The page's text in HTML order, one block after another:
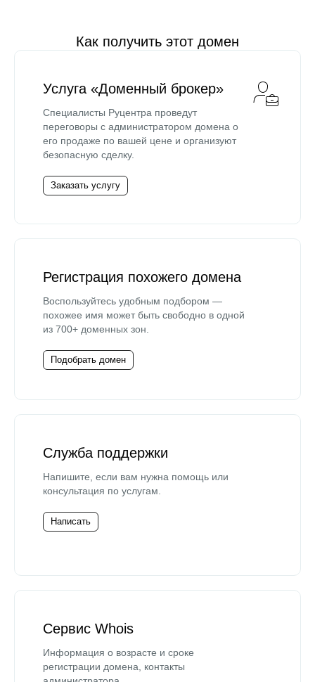
Как получить этот домен
Услуга «Доменный брокер»
Специалисты Руцентра проведут
переговоры с администратором домена о
его продаже по вашей цене и организуют
безопасную сделку.
Заказать услугу
Регистрация похожего домена
Воспользуйтесь удобным подбором —
похожее имя может быть свободно в одной
из 700+ доменных зон.
Подобрать домен
Служба поддержки
Напишите, если вам нужна помощь или
консультация по услугам.
Написать
Сервис Whois
Информация о возрасте и сроке
регистрации домена, контакты